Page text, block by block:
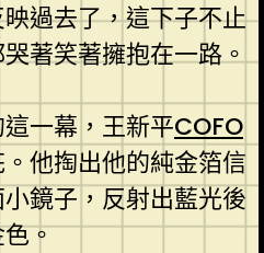
過去了，這下子不止
著笑著擁抱在一路。
一幕，王新平COFO
他掏出他的純金箔信
鏡子，反射出藍光後
。